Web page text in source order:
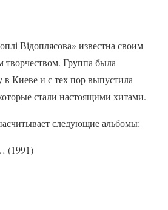
Відоплясова» известна своим
Группа была
в Киеве и с тех пор выпустила
стали настоящими хитами.
следующие альбомы:
(1991)